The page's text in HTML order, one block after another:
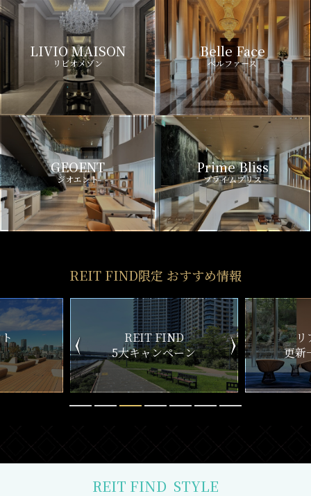
LIVIO MAISON
リビオメゾン
Belle Face
ベルファース
GEOENT
ジオエント
Prime Bliss
プライムブリス
REIT FIND限定 おすすめ情報
ン
リアルタイム
更新一覧チェック
新
REIT FIND STYLE